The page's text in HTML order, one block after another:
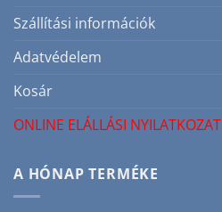
Szállítási információk
Adatvédelem
Kosár
ONLINE ELÁLLÁSI NYILATKOZAT
A HÓNAP TERMÉKE